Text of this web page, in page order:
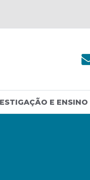
E ENSINO